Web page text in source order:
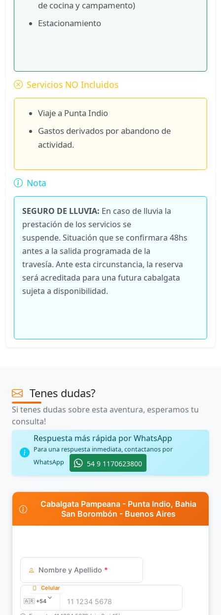
de cocina y campamento)
Estacionamiento
Servicios NO Incluidos
Viaje a Punta Indio
Gastos derivados por abandono de
actividad.
Nota
SEGURO DE LLUVIA: En caso de lluvia la
prestación de los servicios se
suspende. Situación que se confirmara 48hs
antes a la salida programada de la
travesía. Ante esta circunstancia, la reserva
será acreditada para una futura cabalgata
sujeta a disponibilidad.
Tenes dudas?
Si tenes dudas sobre esta aventura, esperamos tu
consulta!
Respuesta más rápida por WhatsApp
Para una respuesta inmediata, contactanos por
WhatsApp
54 9 1170623800
Cabalgata Pampeana - Punta Indio, Bahia
San Borombón - Buenos Aires
Nombre y Apellido *
Celular